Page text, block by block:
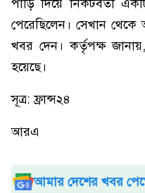
পাড়ি দিয়ে নিকটবর্তী
পেরেছিলেন। সেখান থেকে
খবর দেন। কর্তৃপক্ষ
হয়েছে।
সূত্র: ফ্রান্স২৪
আরএ
আমার দেশের খবর